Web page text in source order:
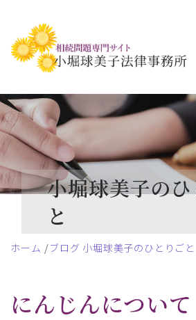
小堀球美子の
と
ホーム ブログ 小堀球美子のひとりごと
にんじんについて